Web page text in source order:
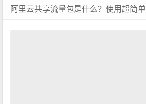
阿里云共享流量包是什么？使用超简单